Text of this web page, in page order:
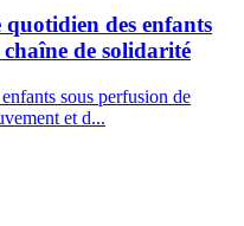
des enfants
de solidarité
sous perfusion de
et d...